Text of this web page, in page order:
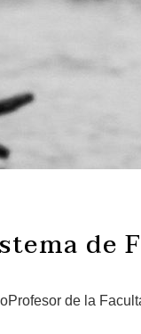
de
de la